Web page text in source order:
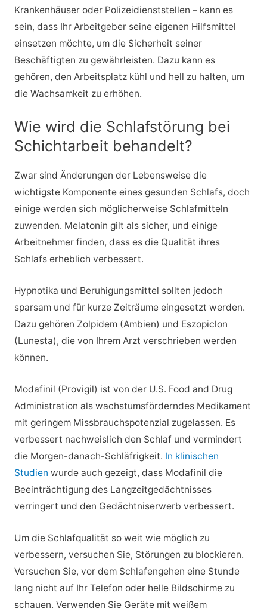
Krankenhäuser oder Polizeidienststellen – kann es
sein, dass Ihr Arbeitgeber seine eigenen Hilfsmittel
einsetzen möchte, um die Sicherheit seiner
Beschäftigten zu gewährleisten. Dazu kann es
gehören, den Arbeitsplatz kühl und hell zu halten, um
die Wachsamkeit zu erhöhen.
Wie wird die Schlafstörung bei
Schichtarbeit behandelt?
Zwar sind Änderungen der Lebensweise die
wichtigste Komponente eines gesunden Schlafs, doch
einige werden sich möglicherweise Schlafmitteln
zuwenden. Melatonin gilt als sicher, und einige
Arbeitnehmer finden, dass es die Qualität ihres
Schlafs erheblich verbessert.
Hypnotika und Beruhigungsmittel sollten jedoch
sparsam und für kurze Zeiträume eingesetzt werden.
Dazu gehören Zolpidem (Ambien) und Eszopiclon
(Lunesta), die von Ihrem Arzt verschrieben werden
können.
Modafinil (Provigil) ist von der U.S. Food and Drug
Administration als wachstumsförderndes Medikament
mit geringem Missbrauchspotenzial zugelassen. Es
verbessert nachweislich den Schlaf und vermindert
die Morgen-danach-Schläfrigkeit. In klinischen
Studien wurde auch gezeigt, dass Modafinil die
Beeinträchtigung des Langzeitgedächtnisses
verringert und den Gedächtniserwerb verbessert.
Um die Schlafqualität so weit wie möglich zu
verbessern, versuchen Sie, Störungen zu blockieren.
Versuchen Sie, vor dem Schlafengehen eine Stunde
lang nicht auf Ihr Telefon oder helle Bildschirme zu
schauen. Verwenden Sie Geräte mit weißem